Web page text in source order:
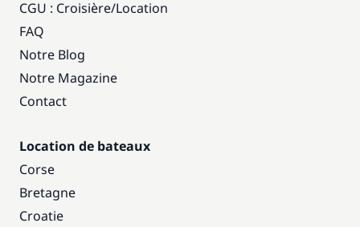
CGU : Croisière/Location
FAQ
Notre Blog
Notre Magazine
Contact
Location de bateaux
Corse
Bretagne
Croatie